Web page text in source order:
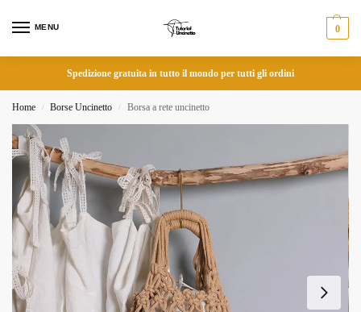
MENU 0
Spedizione gratuita in tutto il mondo per tutti gli ordini
Home / Borse Uncinetto / Borsa a rete uncinetto